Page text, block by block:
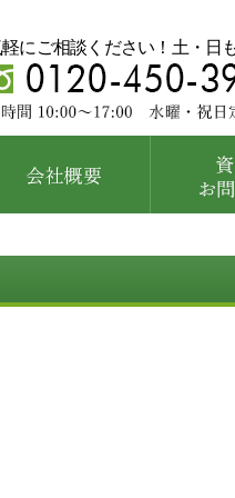
軽にご相談ください！土・日